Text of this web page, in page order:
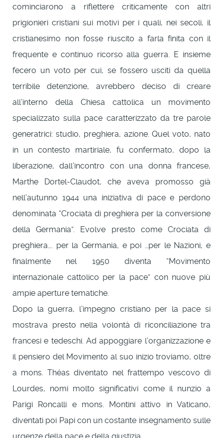
cominciarono a riflettere criticamente con altri
prigionieri cristiani sui motivi per i quali, nei secoli, il
cristianesimo non fosse riuscito a farla finita con il
frequente e continuo ricorso alla guerra. E insieme
fecero un voto per cui, se fossero usciti da quella
terribile detenzione, avrebbero deciso di creare
all’interno della Chiesa cattolica un movimento
specializzato sulla pace caratterizzato da tre parole
generatrici: studio, preghiera, azione. Quel voto, nato
in un contesto martiriale, fu confermato, dopo la
liberazione, dall’incontro con una donna francese,
Marthe Dortel-Claudot, che aveva promosso già
nell’autunno 1944 una iniziativa di pace e perdono
denominata “Crociata di preghiera per la conversione
della Germania”. Evolve presto come Crociata di
preghiera…. per la Germania, e poi …per le Nazioni, e
finalmente nel 1950 diventa “Movimento
internazionale cattolico per la pace” con nuove più
ampie aperture tematiche.
Dopo la guerra, l’impegno cristiano per la pace si
mostrava presto nella volontà di riconciliazione tra
francesi e tedeschi. Ad appoggiare l’organizzazione e
il pensiero del Movimento al suo inizio troviamo, oltre
a mons. Théas diventato nel frattempo vescovo di
Lourdes, nomi molto significativi come il nunzio a
Parigi Roncalli e mons. Montini attivo in Vaticano,
diventati poi Papi con un costante insegnamento sulle
urgenze della pace e della giustizia.